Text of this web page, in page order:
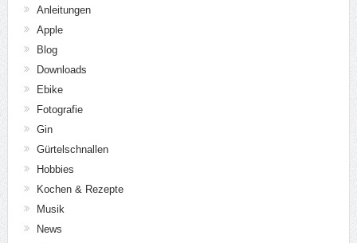
Anleitungen
Apple
Blog
Downloads
Ebike
Fotografie
Gin
Gürtelschnallen
Hobbies
Kochen & Rezepte
Musik
News